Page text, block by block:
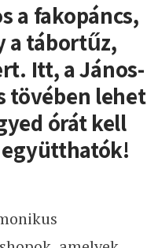
a fakopáncs,
a tábortűz,
Itt, a János-
tövében lehet
órát kell
együtthatók!